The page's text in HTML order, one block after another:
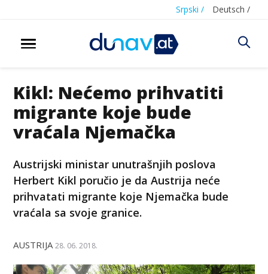
Srpski / Deutsch /
Kikl: Nećemo prihvatiti
migrante koje bude
vraćala Njemačka
Austrijski ministar unutrašnjih poslova
Herbert Kikl poručio je da Austrija neće
prihvatati migrante koje Njemačka bude
vraćala sa svoje granice.
AUSTRIJA 28. 06. 2018.